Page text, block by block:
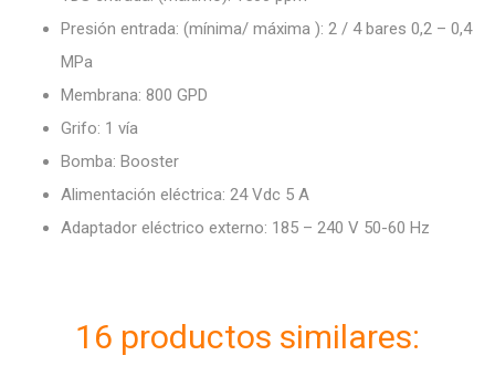
Presión entrada: (mínima/ máxima ): 2 / 4 bares 0,2 – 0,4
MPa
Membrana: 800 GPD
Grifo: 1 vía
Bomba: Booster
Alimentación eléctrica: 24 Vdc 5 A
Adaptador eléctrico externo: 185 – 240 V 50-60 Hz
16 productos similares: